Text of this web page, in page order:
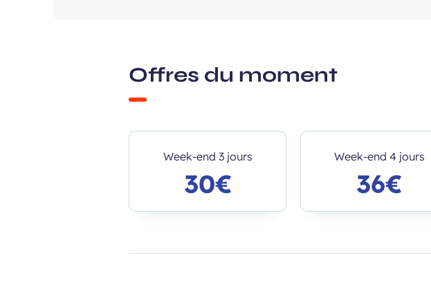
Offres du moment
Week-end 3 jours
30€
Week-end 4 jours
36€